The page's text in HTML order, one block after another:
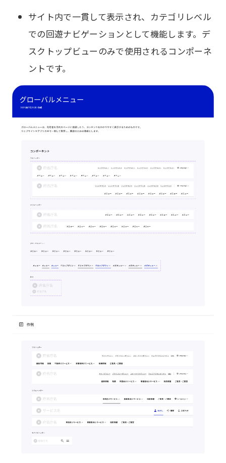
サイト内で一貫して表示され、カテゴリレベル
での回遊ナビゲーションとして機能します。デ
スクトップビューのみで使用されるコンポーネ
ントです。